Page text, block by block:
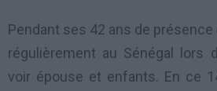
Pendant ses 42 ans de présence
régulièrement au Sénégal lors
voir épouse et enfants. En ce